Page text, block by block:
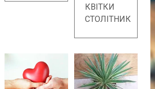
КВІТКИ
СТОЛІТНИК